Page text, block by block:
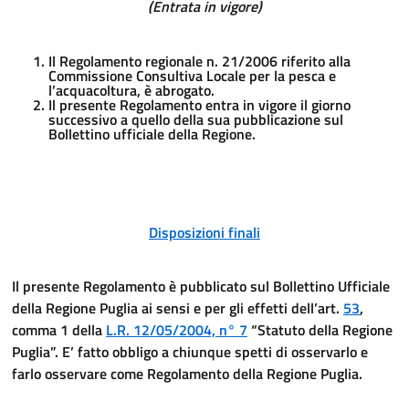
(Entrata in vigore)
Il Regolamento regionale n. 21/2006 riferito alla
Commissione Consultiva Locale per la pesca e
l’acquacoltura, è abrogato.
Il presente Regolamento entra in vigore il giorno
successivo a quello della sua pubblicazione sul
Bollettino ufficiale della Regione.
Disposizioni finali
Il presente Regolamento è pubblicato sul Bollettino Ufficiale
della Regione Puglia ai sensi e per gli effetti dell’art. 53,
comma 1 della L.R. 12/05/2004, n° 7 “Statuto della Regione
Puglia”. E’ fatto obbligo a chiunque spetti di osservarlo e
farlo osservare come Regolamento della Regione Puglia.